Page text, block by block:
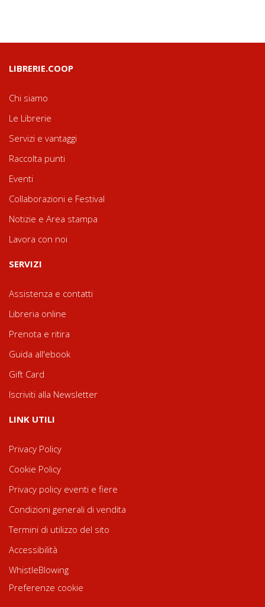
LIBRERIE.COOP
Chi siamo
Le Librerie
Servizi e vantaggi
Raccolta punti
Eventi
Collaborazioni e Festival
Notizie e Area stampa
Lavora con noi
SERVIZI
Assistenza e contatti
Libreria online
Prenota e ritira
Guida all'ebook
Gift Card
Iscriviti alla Newsletter
LINK UTILI
Privacy Policy
Cookie Policy
Privacy policy eventi e fiere
Condizioni generali di vendita
Termini di utilizzo del sito
Accessibilità
WhistleBlowing
Preferenze cookie